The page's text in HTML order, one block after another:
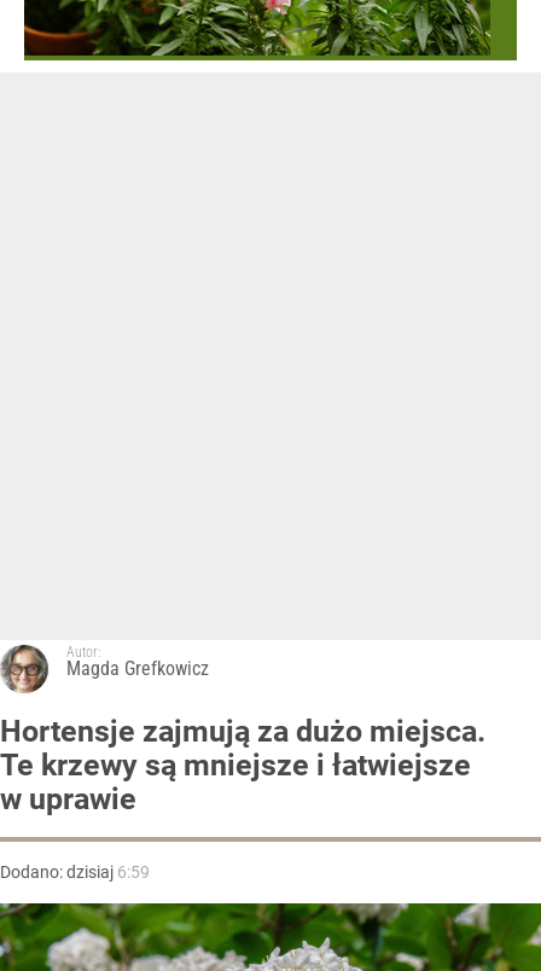
Autor:
Magda Grefkowicz
Hortensje zajmują za dużo miejsca.
Te krzewy są mniejsze i łatwiejsze
w uprawie
Dodano:dzisiaj 6:59